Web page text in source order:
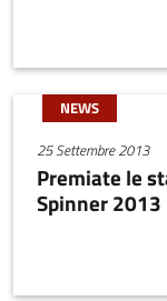
NEWS
25 Settembre 2013
Premiate le
Spinner